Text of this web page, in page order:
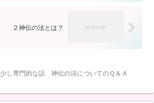
２神伝の法とは？
少し専門的な話 神伝の法についてのＱ＆Ａ